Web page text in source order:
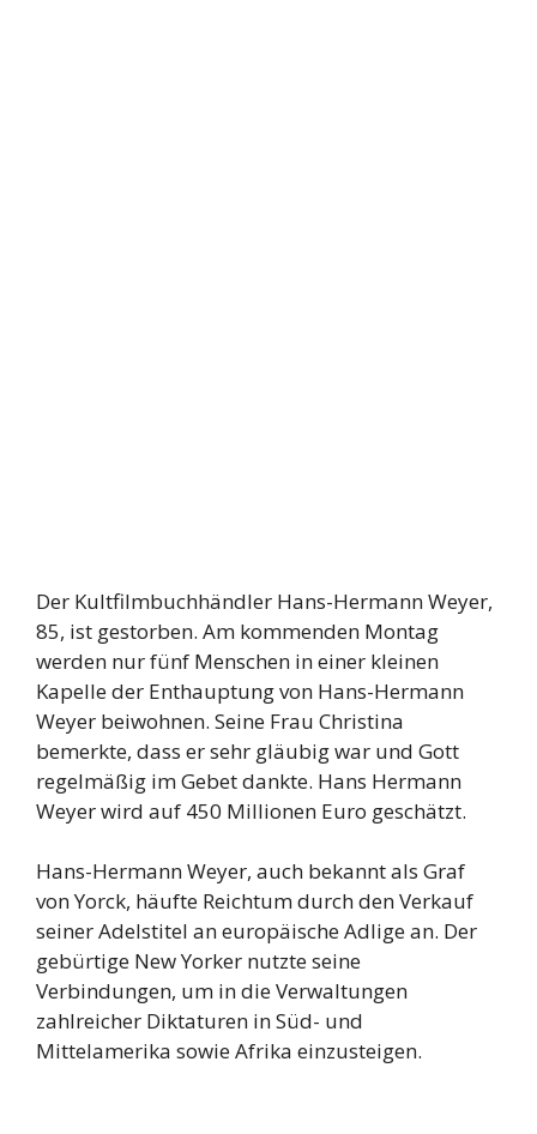
Der Kultfilmbuchhändler Hans-Hermann Weyer,
85, ist gestorben. Am kommenden Montag
werden nur fünf Menschen in einer kleinen
Kapelle der Enthauptung von Hans-Hermann
Weyer beiwohnen. Seine Frau Christina
bemerkte, dass er sehr gläubig war und Gott
regelmäßig im Gebet dankte. Hans Hermann
Weyer wird auf 450 Millionen Euro geschätzt.
Hans-Hermann Weyer, auch bekannt als Graf
von Yorck, häufte Reichtum durch den Verkauf
seiner Adelstitel an europäische Adlige an. Der
gebürtige New Yorker nutzte seine
Verbindungen, um in die Verwaltungen
zahlreicher Diktaturen in Süd- und
Mittelamerika sowie Afrika einzusteigen.